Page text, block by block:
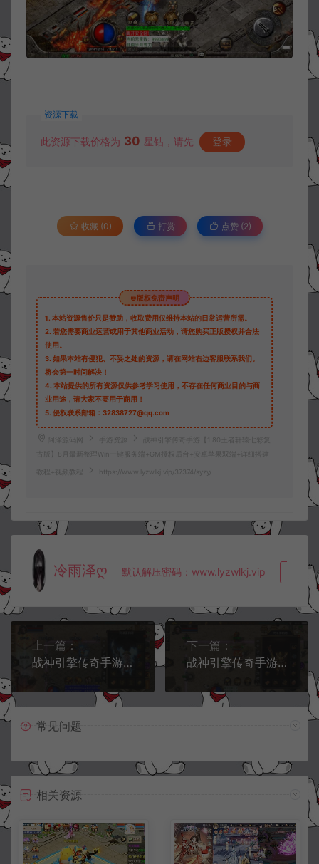
资源下载
此资源下载价格为 30 星钻，请先 登录
收藏 (0) 打赏 点赞 (2)
©版权免责声明
1. 本站资源售价只是赞助，收取费用仅维持本站的日常运营所需。
2. 若您需要商业运营或用于其他商业活动，请您购买正版授权并合法
使用。
3. 如果本站有侵犯、不妥之处的资源，请在网站右边客服联系我们。
将会第一时间解决！
4. 本站提供的所有资源仅供参考学习使用，不存在任何商业目的与商
业用途，请大家不要用于商用！
5. 侵权联系邮箱：32838727@qq.com
阿泽源码网 手游资源
战神引擎传奇手游【1.80王者轩辕七彩复
古版】8月最新整理Win一键服务端+GM授权后台+安卓苹果双端+详细搭建
教程+视频教程 https://www.lyzwlkj.vip/37374/syzy/
冷雨泽ღ 默认解压密码：www.lyzwlkj.vip 复
上一篇：
战神引擎传奇手游【1.80永恒怀恋合击版】8月最新整理Win一键服务端+GM授权后台+安卓苹果双端+详细搭建教程+视频教程
下一篇：
战神引擎传奇手游【1.76天堂赤月合击版】8月最新整理Win一键服务端+GM授权后台+安卓苹果双端+详细搭建教程+视频教程
常见问题
相关资源